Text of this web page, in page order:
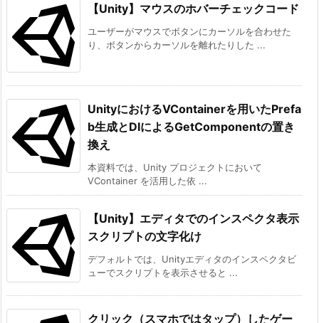
ま
と
【Unity】マウスのホバーチェックコード
ユーザーがマウスでボタンにカーソルを合わせた
り、ボタンからカーソルを離れたりした ...
UnityにおけるVContainerを用いたPrefa
b生成とDIによるGetComponentの置き
換え
本資料では、Unity プロジェクトにおいて
VContainer を活用した依 ...
【Unity】エディタでのインスペクタ表示
スクリプトの文字化け
デフォルトでは、Unityエディタのインスペクタビ
ューでスクリプトを表示させると ...
クリック（スマホではタップ）したゲー